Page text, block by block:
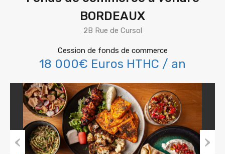
BORDEAUX
2B Rue de Cursol
Cession de fonds de commerce
18 000€ Euros HTHC / an